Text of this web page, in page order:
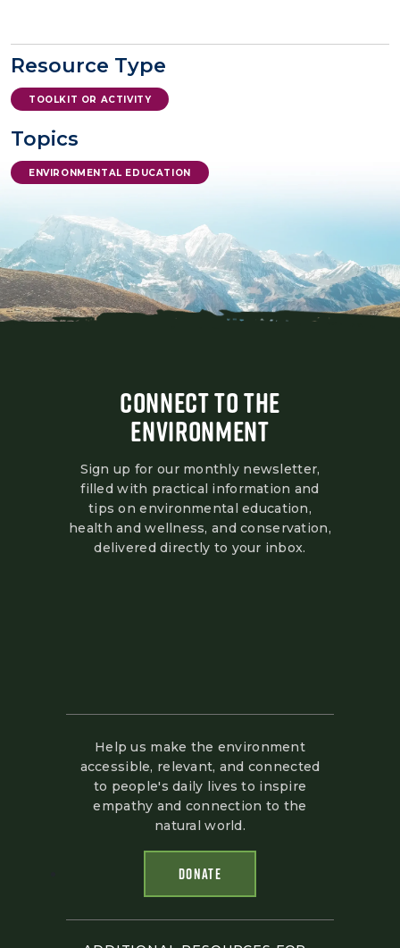
Resource Type
TOOLKIT OR ACTIVITY
Topics
ENVIRONMENTAL EDUCATION
CONNECT TO THE
ENVIRONMENT
Sign up for our monthly newsletter,
filled with practical information and
tips on environmental education,
health and wellness, and conservation,
delivered directly to your inbox.
Help us make the environment
accessible, relevant, and connected
to people's daily lives to inspire
empathy and connection to the
natural world.
DONATE